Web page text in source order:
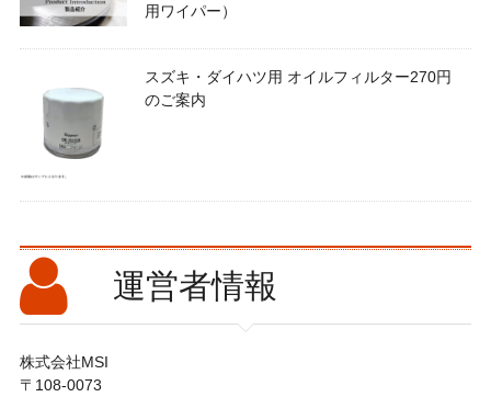
用ワイパー）
スズキ・ダイハツ用 オイルフィルター270円
のご案内
運営者情報
株式会社MSI
〒108-0073